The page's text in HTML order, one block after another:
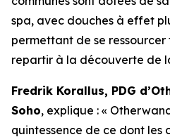
spa, avec douches à effet
permettant de se
repartir à la découverte de
Fredrik Korallus, PDG
Soho, explique : «
quintessence de ce dont les